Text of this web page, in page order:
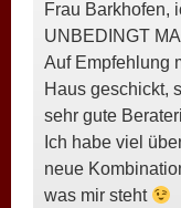
Frau Barkhofen,
UNBEDINGT
Auf Empfehlung
Haus geschickt,
sehr gute
Ich habe viel
neue
was mir steht